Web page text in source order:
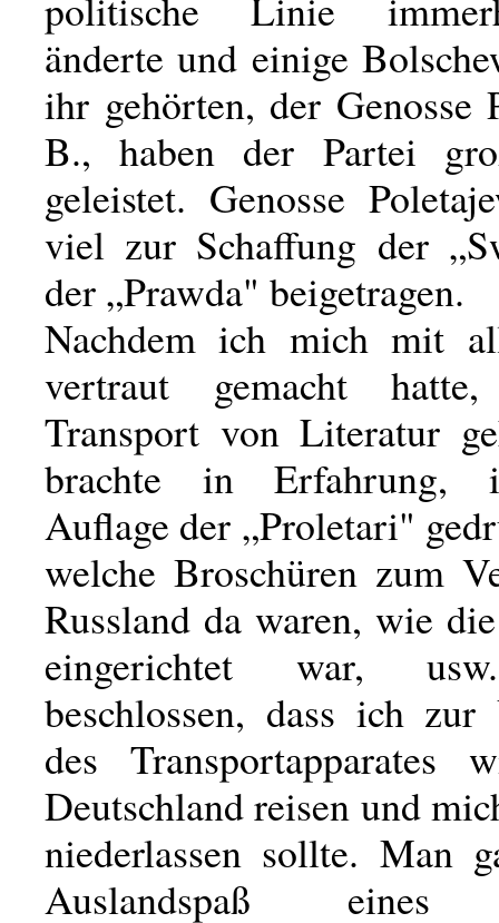
änderte und einige
ihr gehörten, der Genosse
B., haben der Partei
geleistet. Genosse
viel zur Schaffung der
der „Prawda" beigetragen.
Nachdem ich mich mit
vertraut gemacht
Transport von Literatur
brachte in Erfahrung,
Auflage der „Proletari"
welche Broschüren zum
Russland da waren, wie
eingerichtet war,
beschlossen, dass ich zur
des Transportapparates
Deutschland reisen und
niederlassen sollte. Man
Auslandspaß eines